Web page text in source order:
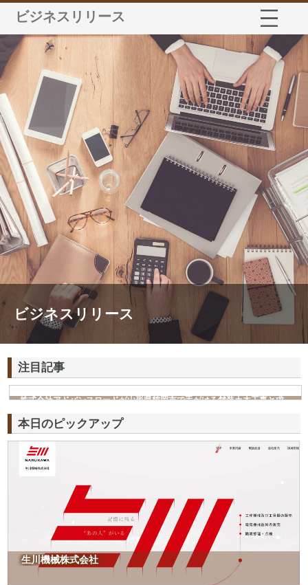
ビジネスリリース
ビジネスリリース
注目記事
株式会社アドバンスロードが山形県鶴岡市で手がける舗装土木工事と求
本日のピックアップ
生川機械株式会社